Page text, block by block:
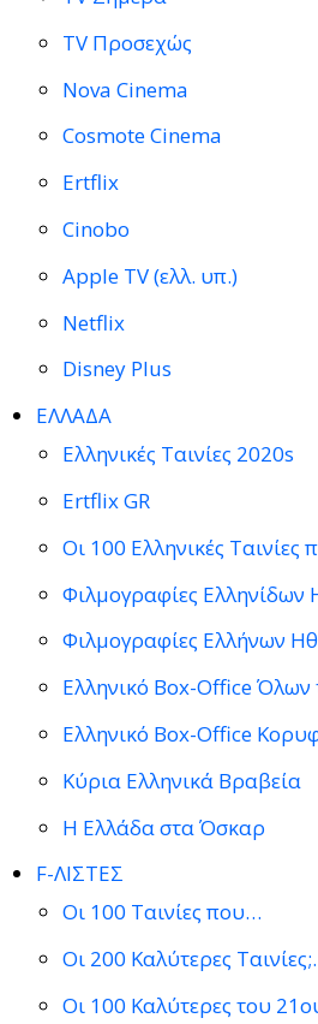
TV Προσεχώς
Nova Cinema
Cosmote Cinema
Ertflix
Cinobo
Apple TV (ελλ. υπ.)
Netflix
Disney Plus
ΕΛΛΑΔΑ
Ελληνικές Ταινίες 2020s
Ertflix GR
Οι 100 Ελληνικές Ταινίες
Φιλμογραφίες Ελληνίδων
Φιλμογραφίες Ελλήνων
Ελληνικό Box-Office
Ελληνικό Box-Office
Κύρια Ελληνικά Βραβεία
Η Ελλάδα στα Όσκαρ
F-ΛΙΣΤΕΣ
Οι 100 Ταινίες που…
Οι 200 Καλύτερες Ταινίες;.
Οι 100 Καλύτερες του